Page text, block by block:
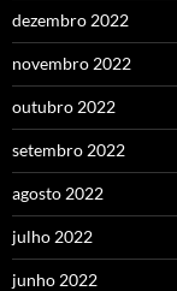
dezembro 2022
novembro 2022
outubro 2022
setembro 2022
agosto 2022
julho 2022
junho 2022